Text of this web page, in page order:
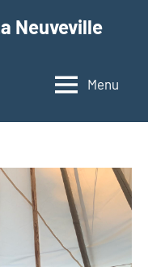
Neuveville
Menu